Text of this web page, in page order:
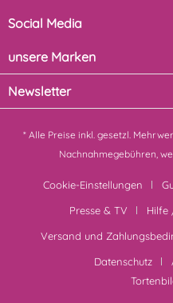
Social Media
unsere Marken
Newsletter
* Alle Preise inkl. gesetzl.
Nachnahmegebühren,
Cookie-Einstellungen
Presse & TV
Hilfe
Versand und
Datenschutz